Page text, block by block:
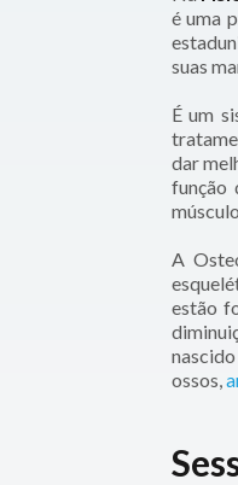
é uma
suas
É um
dar
função
A
estão
ossos,